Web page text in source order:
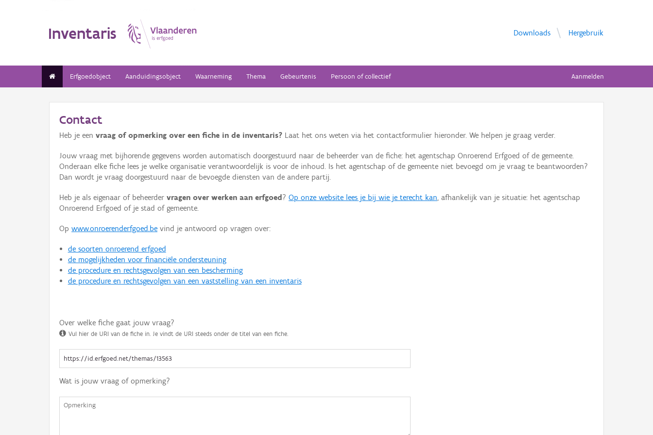
Inventaris Downloads Hergebruik
Erfgoedobject Aanduidingsobject Waarneming Thema Gebeurtenis Persoon of collectief Aanmelden
Contact
Heb je een vraag of opmerking over een fiche in de inventaris? Laat het ons weten via het contactformulier hieronder. We helpen je graag verder.
Jouw vraag met bijhorende gegevens worden automatisch doorgestuurd naar de beheerder van de fiche: het agentschap Onroerend Erfgoed of de gemeente.
Onderaan elke fiche lees je welke organisatie verantwoordelijk is voor de inhoud. Is het agentschap of de gemeente niet bevoegd om je vraag te beantwoorden?
Dan wordt je vraag doorgestuurd naar de bevoegde diensten van de andere partij.
Heb je als eigenaar of beheerder vragen over werken aan erfgoed ? Op onze website lees je bij wie je terecht kan, afhankelijk van je situatie: het agentschap
Onroerend Erfgoed of je stad of gemeente.
Op www.onroerenderfgoed.be vind je antwoord op vragen over:
de soorten onroerend erfgoed
de mogelijkheden voor financiële ondersteuning
de procedure en rechtsgevolgen van een bescherming
de procedure en rechtsgevolgen van een vaststelling van een inventaris
Over welke fiche gaat jouw vraag?
Vul hier de URI van de fiche in. Je vindt de URI steeds onder de titel van een fiche.
Wat is jouw vraag of opmerking?